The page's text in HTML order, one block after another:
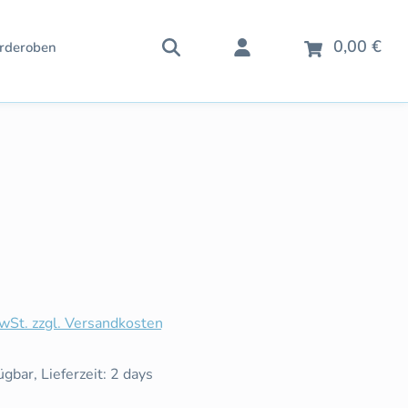
0,00 €
zzgl. Versandkosten
Lieferzeit: 2 days